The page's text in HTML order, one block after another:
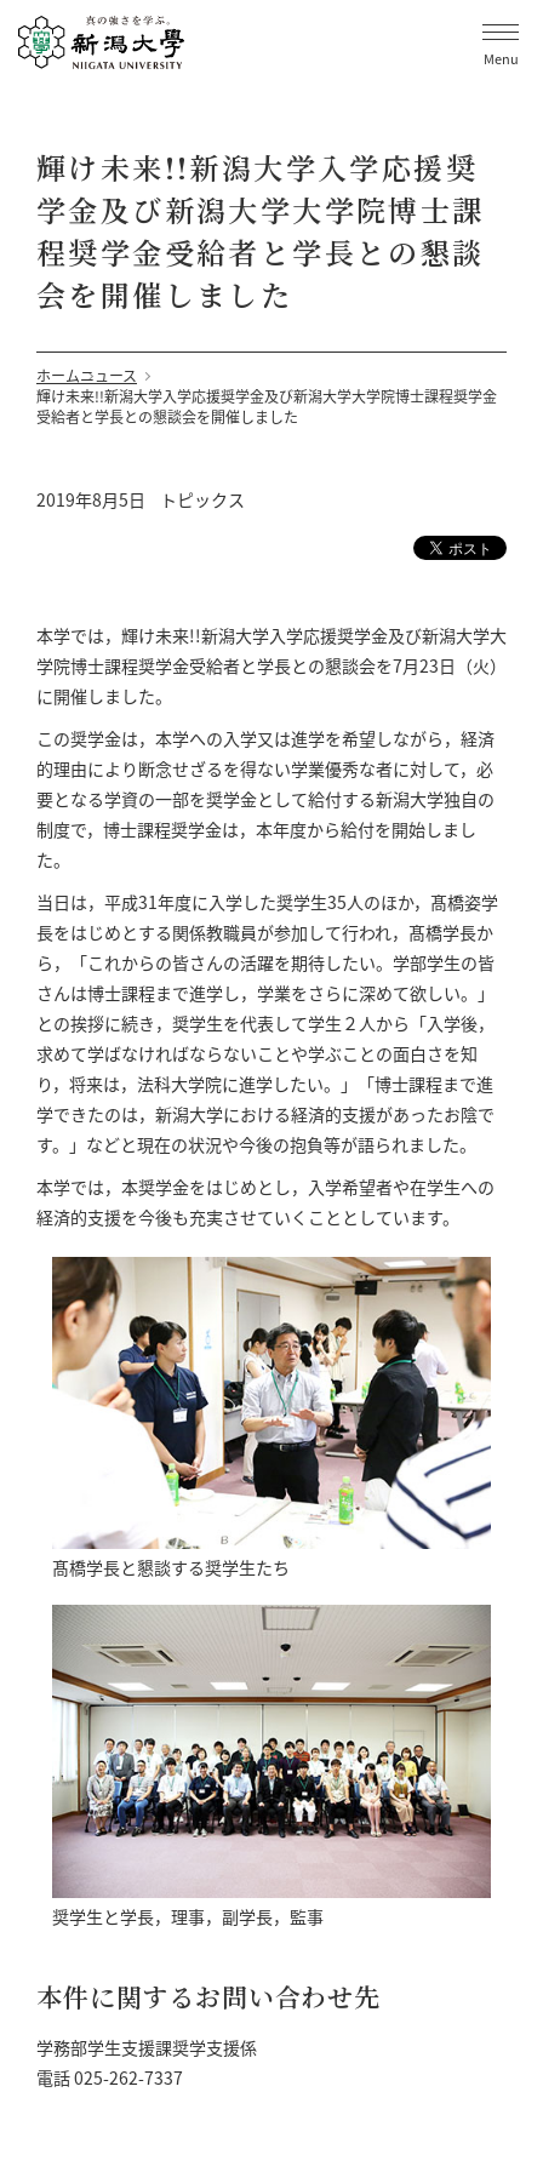
Menu
輝け未来!!新潟大学入学応援奨
学金及び新潟大学大学院博士課
程奨学金受給者と学長との懇談
会を開催しました
ホームニュース
輝け未来!!新潟大学入学応援奨学金及び新潟大学大学院博士課程奨学金
受給者と学長との懇談会を開催しました
2019年8月5日 トピックス
本学では，輝け未来!!新潟大学入学応援奨学金及び新潟大学大
学院博士課程奨学金受給者と学長との懇談会を7月23日（火）
に開催しました。
この奨学金は，本学への入学又は進学を希望しながら，経済
的理由により断念せざるを得ない学業優秀な者に対して，必
要となる学資の一部を奨学金として給付する新潟大学独自の
制度で，博士課程奨学金は，本年度から給付を開始しまし
た。
当日は，平成31年度に入学した奨学生35人のほか，髙橋姿学
長をはじめとする関係教職員が参加して行われ，髙橋学長か
ら，「これからの皆さんの活躍を期待したい。学部学生の皆
さんは博士課程まで進学し，学業をさらに深めて欲しい。」
との挨拶に続き，奨学生を代表して学生２人から「入学後，
求めて学ばなければならないことや学ぶことの面白さを知
り，将来は，法科大学院に進学したい。」「博士課程まで進
学できたのは，新潟大学における経済的支援があったお陰で
す。」などと現在の状況や今後の抱負等が語られました。
本学では，本奨学金をはじめとし，入学希望者や在学生への
経済的支援を今後も充実させていくこととしています。
髙橋学⻑と懇談する奨学⽣たち
奨学⽣と学⻑，理事，副学⻑，監事
本件に関するお問い合わせ先
学務部学生支援課奨学支援係
電話 025-262-7337